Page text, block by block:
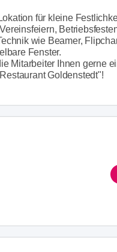
für kleine
wie Beamer,
Fenster.
Mitarbeiter Ihnen gerne
Goldenstedt"!